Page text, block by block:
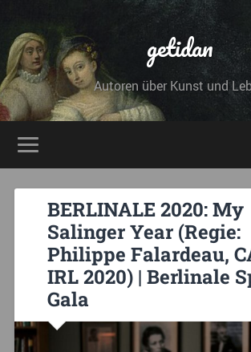
getidan
Autoren über Kunst und
BERLINALE 2020: My
Salinger Year (Regie:
Philippe Falardeau,
IRL 2020) | Berlinale
Gala